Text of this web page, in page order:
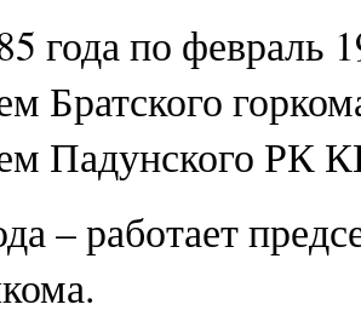
года по февраль
Братского
Падунского РК
– работает